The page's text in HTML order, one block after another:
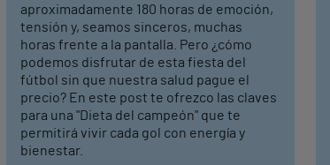
aproximadamente 180 horas de emoción,
tensión y, seamos sinceros, muchas
horas frente a la pantalla. Pero ¿cómo
podemos disfrutar de esta fiesta del
fútbol sin que nuestra salud pague el
precio? En este post te ofrezco las claves
para una "Dieta del campeón" que te
permitirá vivir cada gol con energía y
bienestar.